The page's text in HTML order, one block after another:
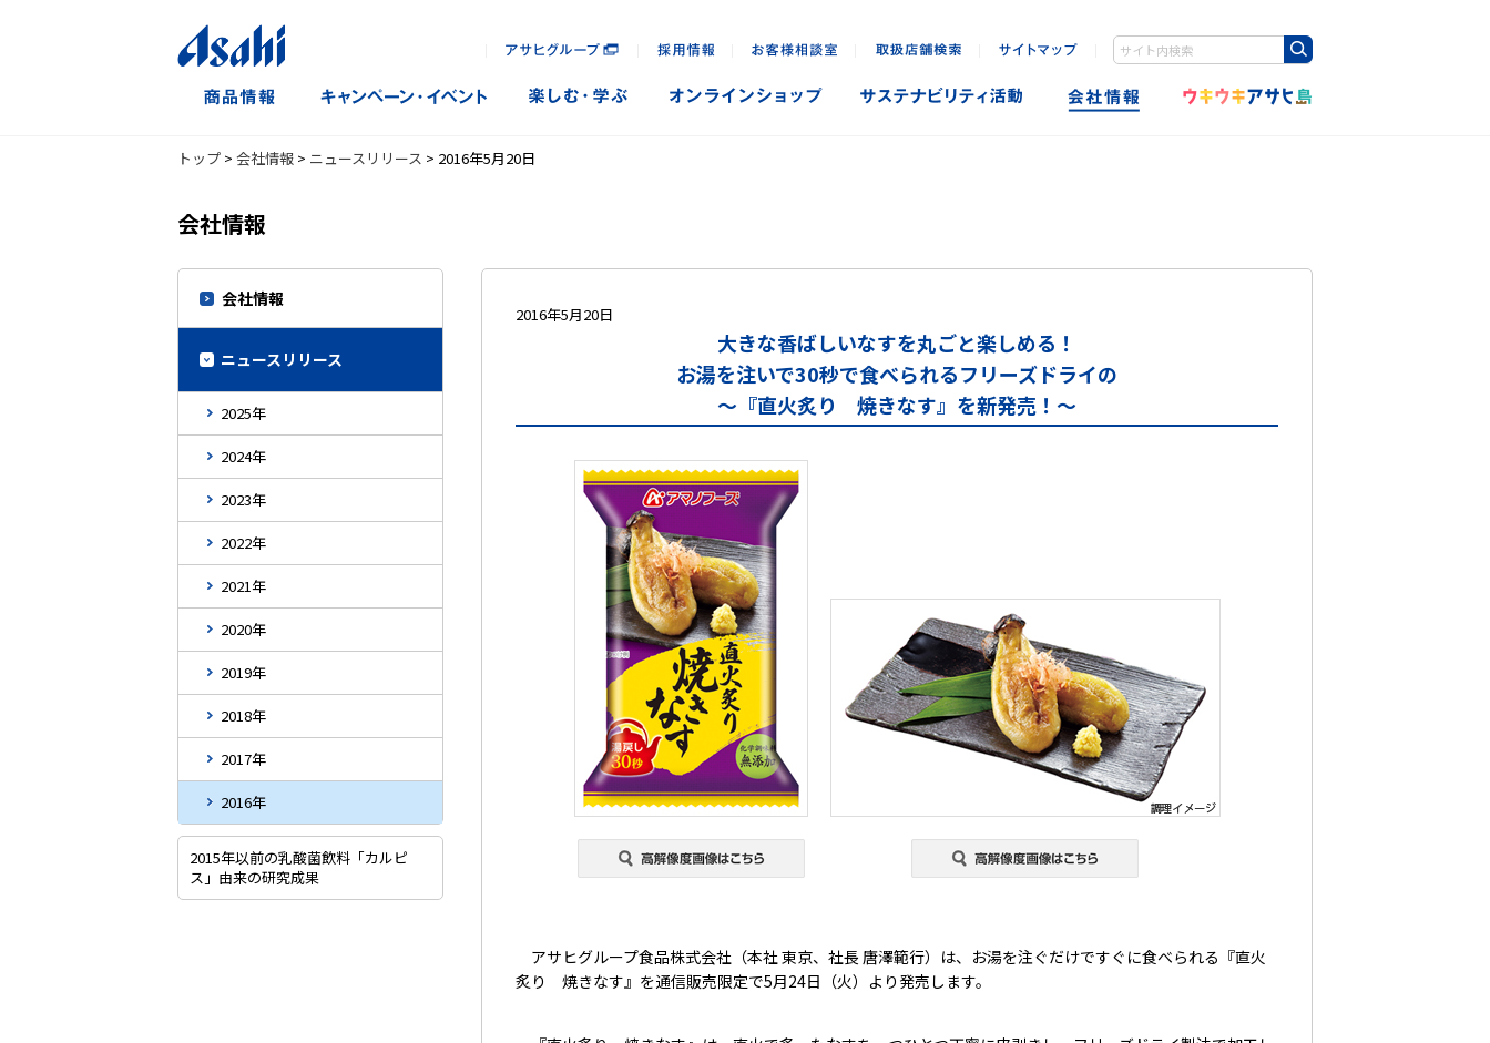
Write your search query here
トップ > 会社情報 > ニュースリリース > 2016年5月20日
会社情報
会社情報
ニュースリリース
2025年
2024年
2023年
2022年
2021年
2020年
2019年
2018年
2017年
2016年
2015年以前の乳酸菌飲料「カルピ
ス」由来の研究成果
2016年5月20日
大きな香ばしいなすを丸ごと楽しめる！
お湯を注いで30秒で食べられるフリーズドライの
～『直火炙り 焼きなす』を新発売！～
アサヒグループ食品株式会社（本社 東京、社長 唐澤範行）は、お湯を注ぐだけですぐに食べられる『直火
炙り 焼きなす』を通信販売限定で5月24日（火）より発売します。